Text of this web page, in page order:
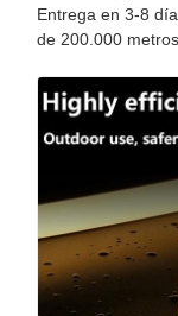
Entrega en 3-8
de 200.000 metros.